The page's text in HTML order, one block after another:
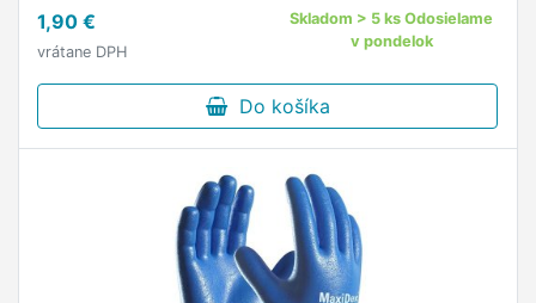
420
1,90 €
vrátane DPH
Skladom > 5 ks Odosielame
v pondelok
Do košíka